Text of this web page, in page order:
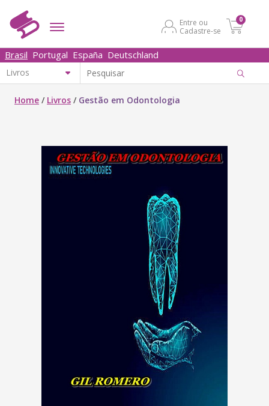
Entre ou
Cadastre-se
0
Brasil Portugal España Deutschland
Home / Livros / Gestão em Odontologia